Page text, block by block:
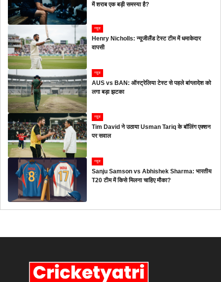
में शराब एक बड़ी समस्या है?
न्यूज
Henry Nicholls: न्यूजीलैंड टेस्ट टीम में धमाकेदार
वापसी
न्यूज
AUS vs BAN: ऑस्ट्रेलिया टेस्ट से पहले बांग्लादेश को
लगा बड़ा झटका
न्यूज
Tim David ने उठाया Usman Tariq के बॉलिंग एक्शन
पर सवाल
न्यूज
Sanju Samson vs Abhishek Sharma: भारतीय
T20 टीम में किसे मिलना चाहिए मौका?